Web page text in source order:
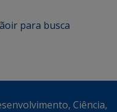
ir para busca
Ciência,